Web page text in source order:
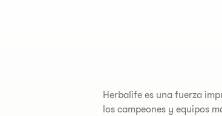
Herbalife es una fuerza
los campeones y equipos